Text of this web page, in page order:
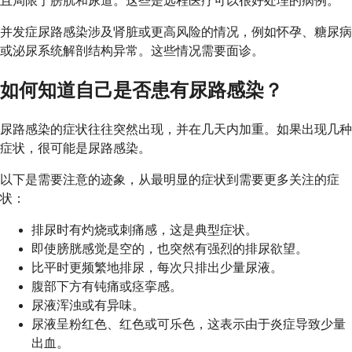
并发症尿路感染涉及肾脏或更高风险的情况，例如怀孕、糖尿病
或泌尿系统解剖结构异常。这些情况需要面诊。
如何知道自己是否患有尿路感染？
尿路感染的症状往往突然出现，并在几天内加重。如果出现几种
症状，很可能是尿路感染。
以下是需要注意的迹象，从最明显的症状到需要更多关注的症
状：
排尿时有灼烧或刺痛感，这是典型症状。
即使膀胱感觉是空的，也突然有强烈的排尿欲望。
比平时更频繁地排尿，每次只排出少量尿液。
腹部下方有钝痛或痉挛感。
尿液浑浊或有异味。
尿液呈粉红色、红色或可乐色，这表示由于炎症导致少量
出血。